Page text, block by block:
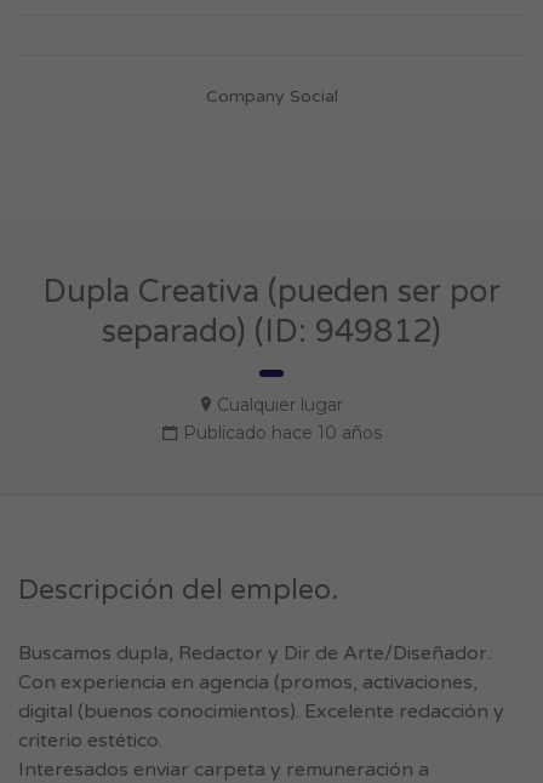
Company Social
Dupla Creativa (pueden ser por
separado) (ID: 949812)
Cualquier lugar
Publicado hace 10 años
Descripción del empleo.
Buscamos dupla, Redactor y Dir de Arte/Diseñador.
Con experiencia en agencia (promos, activaciones,
digital (buenos conocimientos). Excelente redacción y
criterio estético.
Interesados enviar carpeta y remuneración a